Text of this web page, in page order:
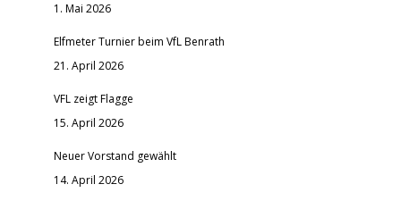
1. Mai 2026
Elfmeter Turnier beim VfL Benrath
21. April 2026
VFL zeigt Flagge
15. April 2026
Neuer Vorstand gewählt
14. April 2026